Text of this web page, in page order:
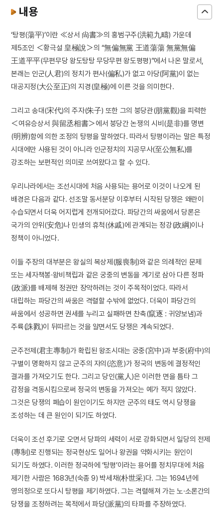
내용
‘탕평(蕩平)’이란 ≪상서 尙書≫의 홍범구주(洪範九疇) 가운데
제5조인 ＜황극설 皇極說＞의 “無偏無黨 王道蕩蕩 無黨無偏
王道平平(무편무당 왕도탕탕 무당무편 왕도평평)”에서 나온 말로서,
본래는 인군(人君)의 정치가 편사(偏私)가 없고 아당(阿黨)이 없는
대공지정(大公至正)의 지경(皇極)에 이른 것을 의미한다.
그리고 송대(宋代)의 주자(朱子) 또한 그의 붕당관(朋黨觀)을 피력한
＜여유승상서 與留丞相書＞에서 붕당간 논쟁의 시비(是非)를 명변
(明辨)함에 의한 조정의 탕평을 말하였다. 따라서 탕평이라는 말은 특정
시대에만 사용된 것이 아니라 인군정치의 지공무사(至公無私)를
강조하는 보편적인 의미로 쓰여왔다고 할 수 있다.
우리나라에서는 조선시대에 처음 사용되는 용어로 이것이 나오게 된
배경은 다음과 같다. 선조말 동서분당 이후부터 시작된 당쟁은 왜란이
수습되면서 더욱 어지럽게 전개되어갔다. 파당간의 싸움에서 당론은
국가의 안위(安危)나 민생의 휴척(休戚)에 관계되는 정강(政綱)이나
정책이 아니었다.
이들 주장의 대부분은 왕실의 복상제(服喪制)와 같은 의례적인 문제
또는 세자책봉·왕비책립과 같은 궁중의 변동을 계기로 삼아 다른 정파
(政派)를 배제해 정권만 장악하려는 것이 주목적이었다. 따라서
대립하는 파당간의 싸움은 격렬할 수밖에 없었다. 더욱이 파당간의
싸움에서 성공하면 권세를 누리고 실패하면 찬축(竄逐 : 귀양보냄)과
주륙(誅戮)이 뒤따르는 것을 알면서도 당쟁은 계속되었다.
군주전제(君主專制)가 확립된 왕조시대는 궁중(宮中)과 부중(府中)의
구별이 명확하지 않고 군주의 자의(恣意)가 정국의 변동에 결정적인
결과를 가져오기도 한다. 그리고 당인(黨人)은 이러한 면을 틈타 그
감정을 격동시킴으로써 정국의 변동을 가져오는 예가 적지 않았다.
그것은 당쟁의 폐습이 원인이기도 하지만 군주의 태도 역시 당쟁을
조성하는 데 큰 원인이 되기도 하였다.
더욱이 조선 후기로 오면서 당파의 세력이 서로 강화되면서 일당의 전제
(專制)로 진행되는 정국현상도 일어나 왕권을 약화시키는 원인이
되기도 하였다. 이러한 정국하에 ‘탕평’이라는 용어를 정치무대에 처음
제기한 사람은 1683년(숙종 9) 박세채(朴世采)다. 그는 1694년에
영의정으로 또다시 탕평을 제기하였다. 그는 격렬해져 가는 노·소론간의
당쟁을 조정하려는 목적에서 파당(派黨)의 타파를 주장하였다.